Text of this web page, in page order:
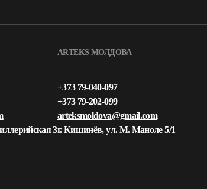
3
ARTEKS МОЛДОВА
+373 79-040-097
+373 79-202-099
arteksmoldova@gmail.com
г. Кишинёв, ул. М. Маноле 5/1